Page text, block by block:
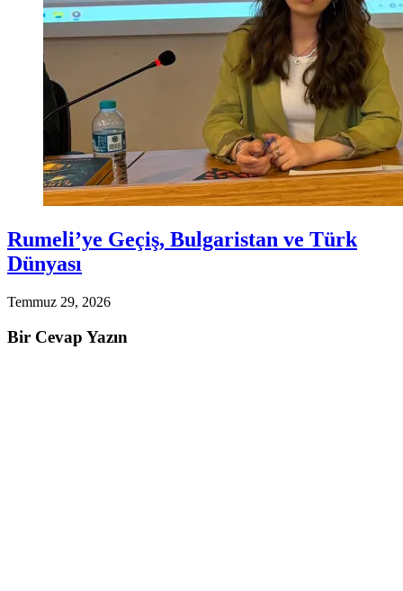
Rumeli’ye Geçiş, Bulgaristan ve Türk
Dünyası
Temmuz 29, 2026
Bir Cevap Yazın